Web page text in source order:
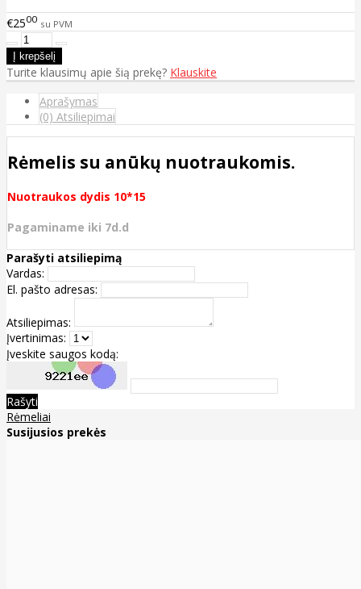
€2500 su PVM
Turite klausimų apie šią prekę? Klauskite
Aprašymas
(0) Atsiliepimai
Rėmelis su anūkų nuotraukomis.
Nuotraukos dydis 10*15
Pagaminame iki 7d.d
Parašyti atsiliepimą
Vardas:
El. pašto adresas:
Atsiliepimas:
Įvertinimas:
Įveskite saugos kodą:
Rašyti
Rėmeliai
Susijusios prekės